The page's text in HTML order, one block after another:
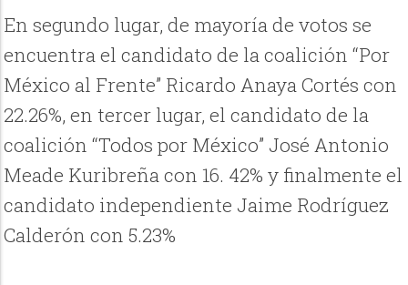
En segundo lugar, de mayoría de votos se
encuentra el candidato de la coalición “Por
México al Frente” Ricardo Anaya Cortés con
22.26%, en tercer lugar, el candidato de la
coalición “Todos por México” José Antonio
Meade Kuribreña con 16. 42% y finalmente el
candidato independiente Jaime Rodríguez
Calderón con 5.23%